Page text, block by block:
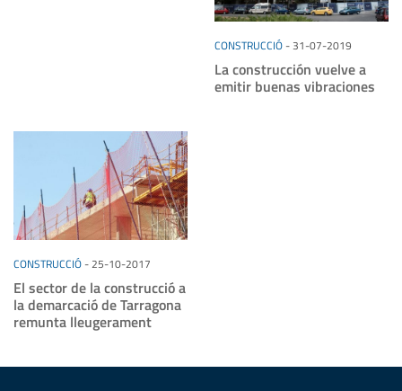
CONSTRUCCIÓ-31-07-2019
La construcción vuelve a
emitir buenas vibraciones
CONSTRUCCIÓ-25-10-2017
El sector de la construcció a
la demarcació de Tarragona
remunta lleugerament